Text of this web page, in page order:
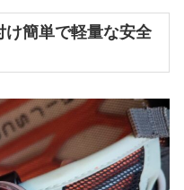
け簡単で軽量な安全